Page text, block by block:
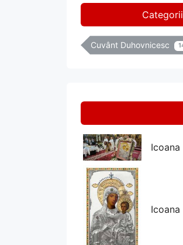
Categorii
Cuvânt Duhovnicesc